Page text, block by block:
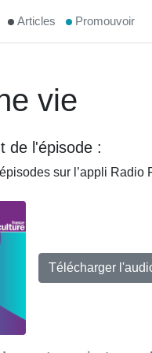
Articles Promouvoir
vie
de l'épisode :
sur l’appli Radio
Télécharger